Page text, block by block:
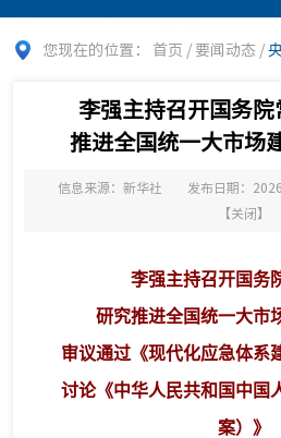
您现在的位置： 首页 / 要闻动态 /
李强主持召开国务
推进全国统一大市场
信息来源：新华社 发布日期：
【关闭】
李强主持召开国务
研究推进全国统一大市
审议通过《现代化应急体系
讨论《中华人民共和国中国
案）》